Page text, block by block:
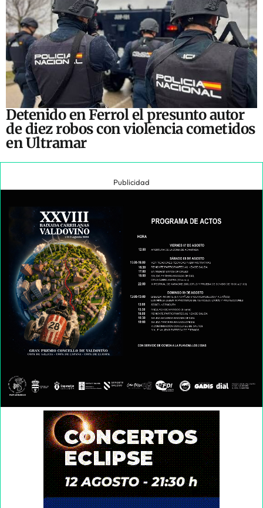
Detenido en Ferrol el presunto autor
de diez robos con violencia cometidos
en Ultramar
Publicidad